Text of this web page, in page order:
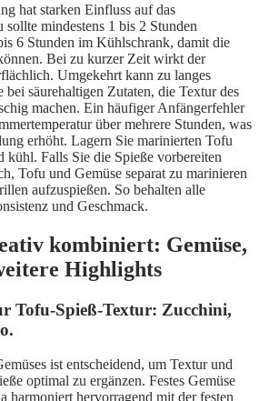
hat starken Einfluss auf das
sollte mindestens 1 bis 2 Stunden
6 Stunden im Kühlschrank, damit die
Bei zu kurzer Zeit wirkt der
Umgekehrt kann zu langes
bei säurehaltigen Zutaten, die Textur des
machen. Ein häufiger Anfängerfehler
über mehrere Stunden, was
erhöht. Lagern Sie marinierten Tofu
kühl. Falls Sie die Spieße vorbereiten
Tofu und Gemüse separat zu marinieren
aufzuspießen. So behalten alle
und Geschmack.
kombiniert: Gemüse,
Highlights
Tofu-Spieß-Textur: Zucchini,
ist entscheidend, um Textur und
optimal zu ergänzen. Festes Gemüse
harmoniert hervorragend mit der festen